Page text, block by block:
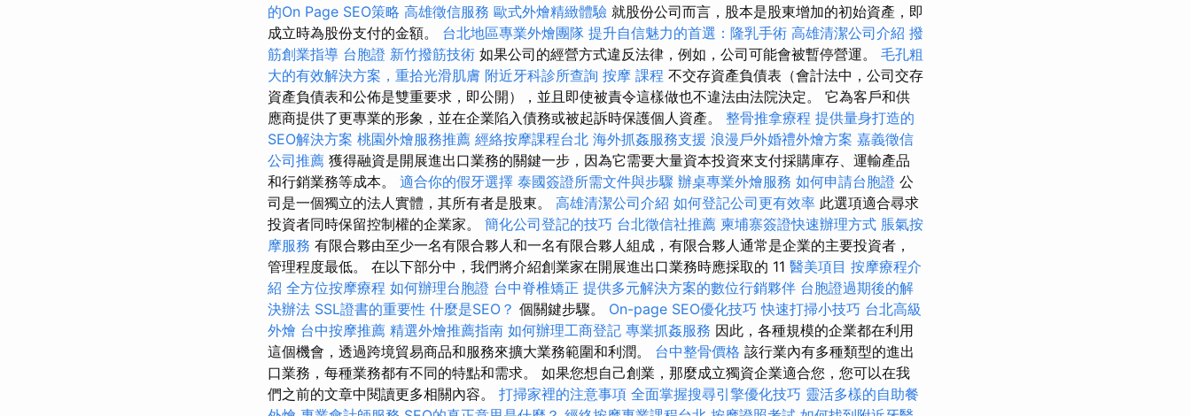
的On Page SEO策略 高雄徵信服務 歐式外燴精緻體驗 就股份公司而言，股本是股東增加的初始資產，即
成立時為股份支付的金額。 台北地區專業外燴團隊 提升自信魅力的首選：隆乳手術 高雄清潔公司介紹 撥
筋創業指導 台胞證 新竹撥筋技術 如果公司的經營方式違反法律，例如，公司可能會被暫停營運。 毛孔粗
大的有效解決方案，重拾光滑肌膚 附近牙科診所查詢 按摩 課程 不交存資產負債表（會計法中，公司交存
資產負債表和公佈是雙重要求，即公開），並且即使被責令這樣做也不違法由法院決定。 它為客戶和供
應商提供了更專業的形象，並在企業陷入債務或被起訴時保護個人資產。 整骨推拿療程 提供量身打造的
SEO解決方案 桃園外燴服務推薦 經絡按摩課程台北 海外抓姦服務支援 浪漫戶外婚禮外燴方案 嘉義徵信
公司推薦 獲得融資是開展進出口業務的關鍵一步，因為它需要大量資本投資來支付採購庫存、運輸產品
和行銷業務等成本。 適合你的假牙選擇 泰國簽證所需文件與步驟 辦桌專業外燴服務 如何申請台胞證 公
司是一個獨立的法人實體，其所有者是股東。 高雄清潔公司介紹 如何登記公司更有效率 此選項適合尋求
投資者同時保留控制權的企業家。 簡化公司登記的技巧 台北徵信社推薦 柬埔寨簽證快速辦理方式 脹氣按
摩服務 有限合夥由至少一名有限合夥人和一名有限合夥人組成，有限合夥人通常是企業的主要投資者，
管理程度最低。 在以下部分中，我們將介紹創業家在開展進出口業務時應採取的 11 醫美項目 按摩療程介
紹 全方位按摩療程 如何辦理台胞證 台中脊椎矯正 提供多元解決方案的數位行銷夥伴 台胞證過期後的解
決辦法 SSL證書的重要性 什麼是SEO？ 個關鍵步驟。 On-page SEO優化技巧 快速打掃小技巧 台北高級
外燴 台中按摩推薦 精選外燴推薦指南 如何辦理工商登記 專業抓姦服務 因此，各種規模的企業都在利用
這個機會，透過跨境貿易商品和服務來擴大業務範圍和利潤。 台中整骨價格 該行業內有多種類型的進出
口業務，每種業務都有不同的特點和需求。 如果您想自己創業，那麼成立獨資企業適合您，您可以在我
們之前的文章中閱讀更多相關內容。 打掃家裡的注意事項 全面掌握搜尋引擎優化技巧 靈活多樣的自助餐